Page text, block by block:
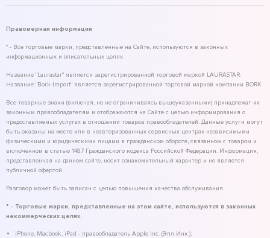
Правомерная информация
* - Все торговые марки, представленные на Сайте, используются в законных
информационных и описательных целях.
Название "Laurastar" является зарегистрированной торговой маркой LAURASTAR.
Название "Bork-Import" является зарегистрированной торговой маркой компании BORK.
Все товарные знаки (включая, но не ограничиваясь вышеуказанными) принадлежат их
законным правообладателям и отображаются на Сайте с целью информирования о
предоставляемых услугах в отношении товаров правообладателей. Данные услуги могут
быть оказаны на месте или в неавторизованных сервисных центрах независимыми
физическими и юридическими лицами в гражданском обороте, связанном с товаром и
включенном в статью 1487 Гражданского кодекса Российской Федерации. Информация,
представленная на данном сайте, носит ознакомительный характер и не является
публичной офертой.
Разговор может быть записан с целью повышения качества обслуживания.
* - Торговые марки, представленные на этом сайте, используются в законных
некоммерческих целях.
iPhone, Macbook, iPad - правообладатель Apple Inc. (Эпл Инк.);